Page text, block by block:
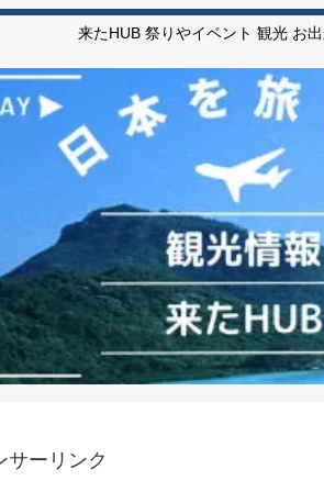
来たHUB 祭りやイベント 観光 お
サーリンク